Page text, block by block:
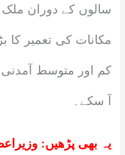
مکانات کی تعمیر کا
کم اور متوسط آمدنی
آ سکے۔
یہ بھی پڑھیں: